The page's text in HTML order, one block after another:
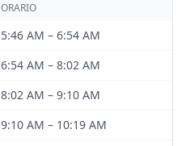
ORARIO
5:46 AM – 6:54 AM
6:54 AM – 8:02 AM
8:02 AM – 9:10 AM
9:10 AM – 10:19 AM